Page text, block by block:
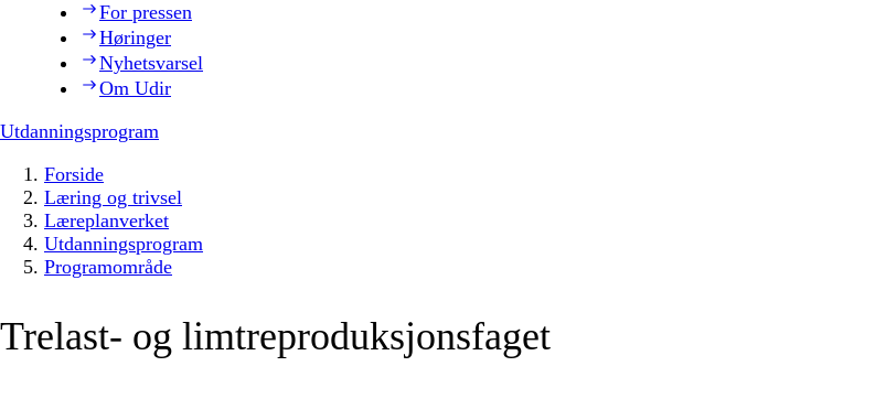
For pressen
Høringer
Nyhetsvarsel
Om Udir
Utdanningsprogram
Forside
Læring og trivsel
Læreplanverket
Utdanningsprogram
Programområde
Trelast- og limtreproduksjonsfaget